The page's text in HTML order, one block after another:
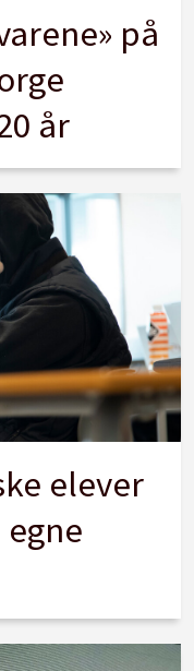
på
år
elever